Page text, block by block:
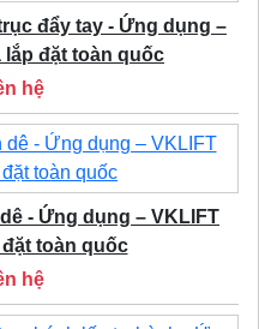
đẩy tay - Ứng dụng –
lắp đặt toàn quốc
hệ
- Ứng dụng – VKLIFT
toàn quốc
hệ